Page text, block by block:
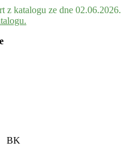
z katalogu ze dne 02.06.2026.
BK